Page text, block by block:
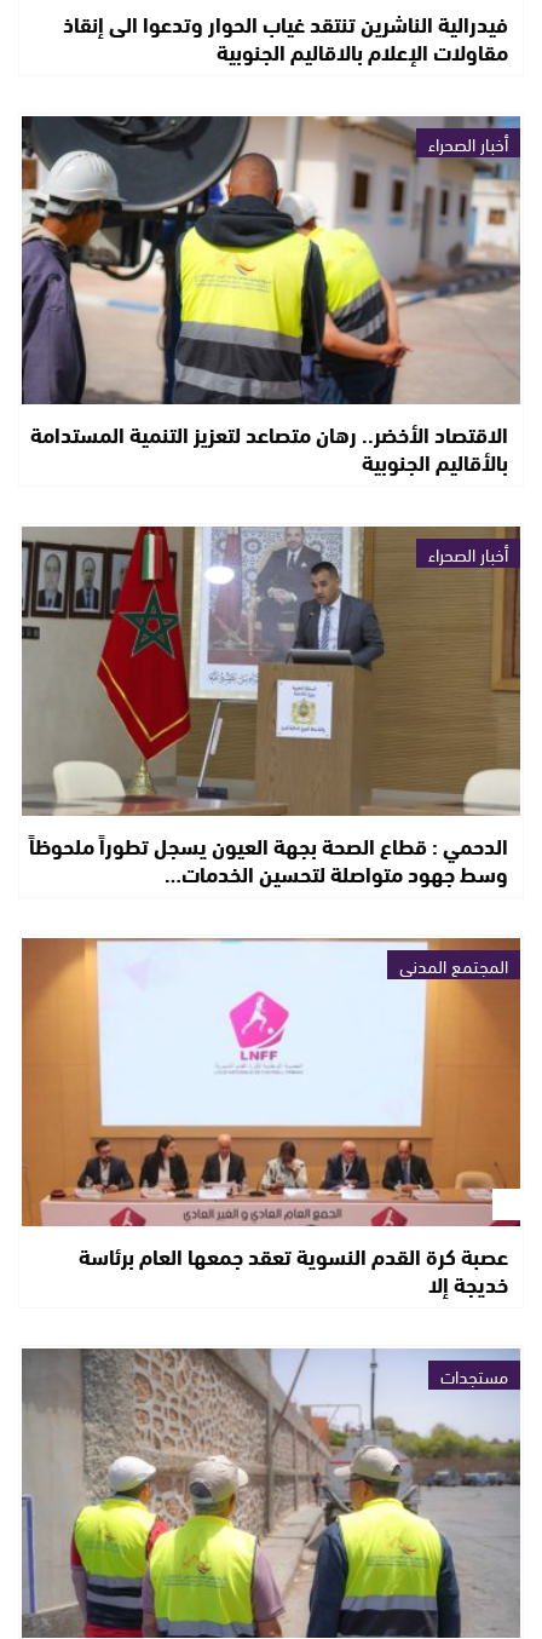
فيدرالية الناشرين تنتقد غياب الحوار وتدعوا الى إنقاذ
مقاولات الإعلام بالاقاليم الجنوبية
أخبار الصحراء
الاقتصاد الأخضر.. رهان متصاعد لتعزيز التنمية المستدامة
بالأقاليم الجنوبية
أخبار الصحراء
الدحمي : قطاع الصحة بجهة العيون يسجل تطوراً ملحوظاً
وسط جهود متواصلة لتحسين الخدمات…
المجتمع المدني
عصبة كرة القدم النسوية تعقد جمعها العام برئاسة
خديجة إلا
مستجدات